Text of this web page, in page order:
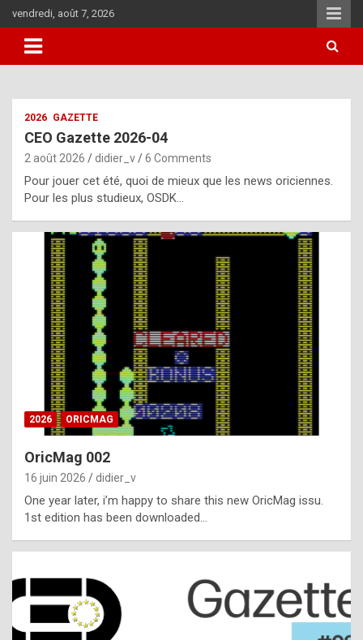
to
content
vendredi, août 7, 2026
i
u
l
y
d
i
ff
i
l
t
t
s
2026 GAZETTE
CEO Gazette 2026-04
2 août 2026 didier_v 6 Comments
Pour jouer cet été, quoi de mieux que les news oriciennes.
Pour les plus studieux, OSDK…
2026 ORICMAG
OricMag 002
16 juin 2026 didier_v
One year later, i’m happy to share this new OricMag issu.
1st edition has been downloaded…